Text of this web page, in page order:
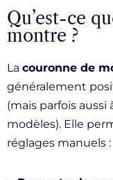
Qu’est-ce
montre ?
La couronne de
généralement
(mais parfois aussi
modèles). Elle
réglages manuels :